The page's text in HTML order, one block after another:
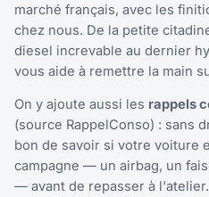
marché français, avec les
chez nous. De la petite
diesel increvable au dernier
vous aide à remettre la main
On y ajoute aussi les rappels
(source RappelConso) : sans
bon de savoir si votre voiture
campagne — un airbag, un
— avant de repasser à